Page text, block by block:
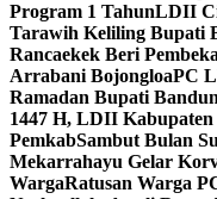
Program 1 TahunLDII
Tarawih Keliling Bupati
Rancaekek Beri
Arrabani BojongloaPC
Ramadan Bupati
1447 H, LDII
PemkabSambut Bulan
Mekarrahayu Gelar
WargaRatusan Warga